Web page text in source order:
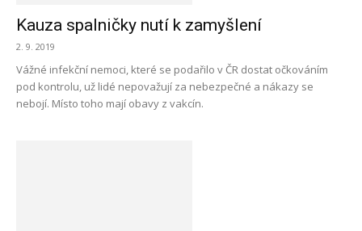
Kauza spalničky nutí k zamyšlení
2. 9. 2019
Vážné infekční nemoci, které se podařilo v ČR dostat očkováním
pod kontrolu, už lidé nepovažují za nebezpečné a nákazy se
nebojí. Místo toho mají obavy z vakcín.